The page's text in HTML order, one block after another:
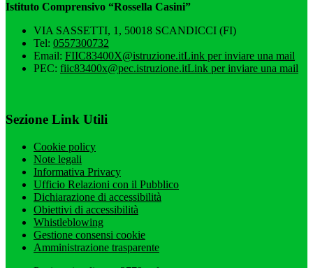
Istituto Comprensivo “Rossella Casini”
VIA SASSETTI, 1, 50018 SCANDICCI (FI)
Tel: 0557300732
Email: FIIC83400X@istruzione.itLink per inviare una mail
PEC: fiic83400x@pec.istruzione.itLink per inviare una mail
Sezione Link Utili
Cookie policy
Note legali
Informativa Privacy
Ufficio Relazioni con il Pubblico
Dichiarazione di accessibilità
Obiettivi di accessibilità
Whistleblowing
Gestione consensi cookie
Amministrazione trasparente